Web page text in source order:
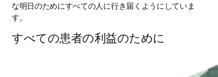
な明日のためにすべての人に行き届くようにしていま
す。
すべての患者の利益のために